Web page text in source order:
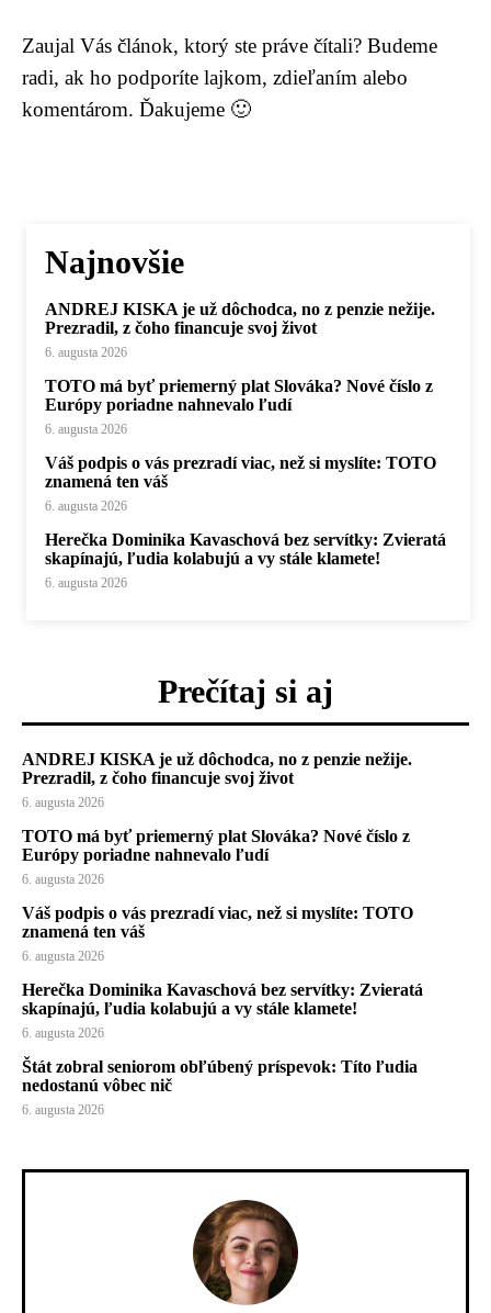
Zaujal Vás článok, ktorý ste práve čítali? Budeme
radi, ak ho podporíte lajkom, zdieľaním alebo
komentárom. Ďakujeme 🙂
Najnovšie
ANDREJ KISKA je už dôchodca, no z penzie nežije.
Prezradil, z čoho financuje svoj život
6. augusta 2026
TOTO má byť priemerný plat Slováka? Nové číslo z
Európy poriadne nahnevalo ľudí
6. augusta 2026
Váš podpis o vás prezradí viac, než si myslíte: TOTO
znamená ten váš
6. augusta 2026
Herečka Dominika Kavaschová bez servítky: Zvieratá
skapínajú, ľudia kolabujú a vy stále klamete!
6. augusta 2026
Prečítaj si aj
ANDREJ KISKA je už dôchodca, no z penzie nežije.
Prezradil, z čoho financuje svoj život
6. augusta 2026
TOTO má byť priemerný plat Slováka? Nové číslo z
Európy poriadne nahnevalo ľudí
6. augusta 2026
Váš podpis o vás prezradí viac, než si myslíte: TOTO
znamená ten váš
6. augusta 2026
Herečka Dominika Kavaschová bez servítky: Zvieratá
skapínajú, ľudia kolabujú a vy stále klamete!
6. augusta 2026
Štát zobral seniorom obľúbený príspevok: Títo ľudia
nedostanú vôbec nič
6. augusta 2026